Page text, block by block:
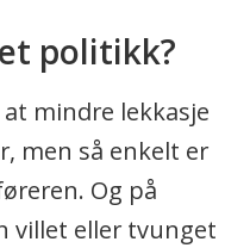
politikk?
mindre lekkasje
men så enkelt er
Og på
villet eller tvunget